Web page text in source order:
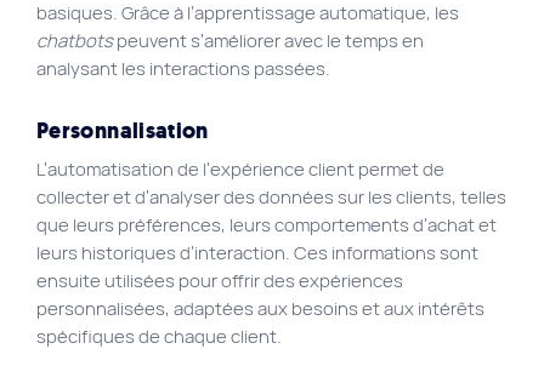
basiques. Grâce à l’apprentissage automatique, les
chatbotspeuvent s’améliorer avec le temps en
analysant les interactions passées.
Personnalisation
L’automatisation de l’expérience client permet de
collecter et d’analyser des données sur les clients, telles
que leurs préférences, leurs comportements d’achat et
leurs historiques d’interaction. Ces informations sont
ensuite utilisées pour offrir des expériences
personnalisées, adaptées aux besoins et aux intérêts
spécifiques de chaque client.